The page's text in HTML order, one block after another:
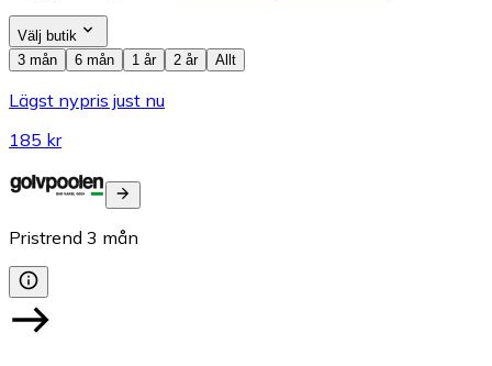
Välj butik
3 mån
6 mån 1 år 2 år Allt
Lägst nypris just nu
185 kr
Pristrend 3 mån